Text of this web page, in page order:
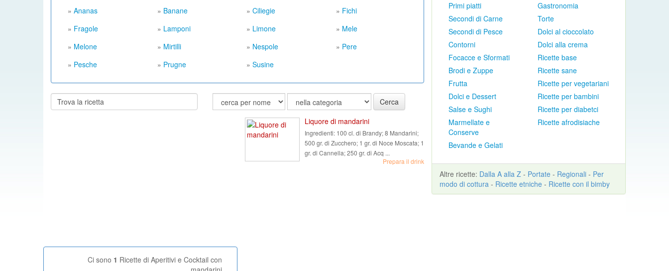
» Ananas » Banane » Ciliegie » Fichi
» Fragole » Lamponi » Limone » Mele
» Melone » Mirtilli » Nespole » Pere
» Pesche » Prugne » Susine
Cerca
Cerca
Liquore di mandarini
Ingredienti: 100 cl. di Brandy; 8 Mandarini;
500 gr. di Zucchero; 1 gr. di Noce Moscata; 1
gr. di Cannella; 250 gr. di Acq ...
Prepara il drink
Ci sono 1 Ricette di Aperitivi e Cocktail con
Primi piatti
Secondi di Carne
Secondi di Pesce
Contorni
Focacce e Sformati
Brodi e Zuppe
Frutta
Dolci e Dessert
Salse e Sughi
Marmellate e
Conserve
Bevande e Gelati
Gastronomia
Torte
Dolci al cioccolato
Dolci alla crema
Ricette base
Ricette sane
Ricette per vegetariani
Ricette per bambini
Ricette per diabetci
Ricette afrodisiache
Altre ricette: Dalla A alla Z - Portate - Regionali - Per
modo di cottura - Ricette etniche - Ricette con il bimby